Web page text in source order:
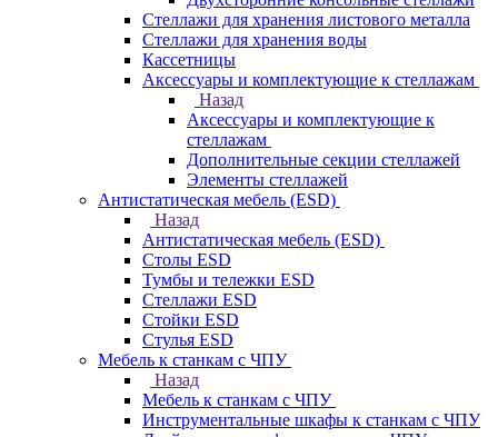
Стеллажи для хранения листового металла
Стеллажи для хранения воды
Кассетницы
Аксесcуары и комплектующие к стеллажам
Назад
Аксесcуары и комплектующие к
стеллажам
Дополнительные секции стеллажей
Элементы стеллажей
Антистатическая мебель (ESD)
Назад
Антистатическая мебель (ESD)
Столы ESD
Тумбы и тележки ESD
Стеллажи ESD
Стойки ESD
Стулья ESD
Мебель к станкам с ЧПУ
Назад
Мебель к станкам с ЧПУ
Инструментальные шкафы к станкам с ЧПУ